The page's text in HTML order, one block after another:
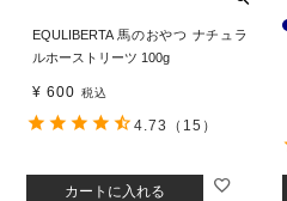
EQULIBERTA 馬のおやつ ナチュラ
ルホーストリーツ 100g
¥ 600 税込
カートに入れる
4.73 （15）